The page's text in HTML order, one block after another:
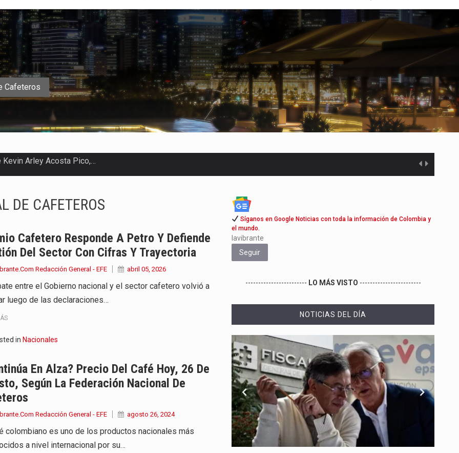
Cafeteros
comenzó a dar señales…
el próximo 16 de…
el equipo de…
marcha un amplio plan…
con condiciones de…
operaciones en MT4 es…
como una de las grandes figuras…
Arley Acosta Pico,…
DE CAFETEROS
Cafetero Responde A Petro Y Defiende
Del Sector Con Cifras Y Trayectoria
Redacción General - EFE abril 05, 2026
entre el Gobierno nacional y el sector cafetero volvió a
luego de las declaraciones…
in Nacionales
En Alza? Precio Del Café Hoy, 26 De
Según La Federación Nacional De
Redacción General - EFE agosto 26, 2024
colombiano es uno de los productos nacionales más
a nivel internacional por su…
Síganos en Google Noticias con toda la información de Colombia y
el mundo.
lavibrante
Seguir
------------------------ LO MÁS VISTO ------------------------
NOTICIAS DEL DÍA